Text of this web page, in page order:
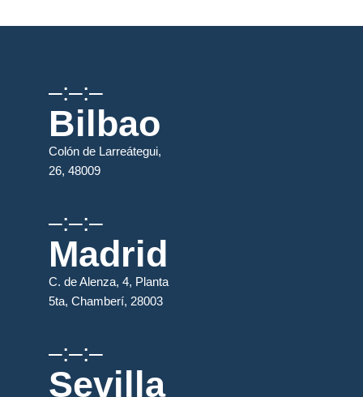
–:–:–
Bilbao
Colón de Larreátegui,
26, 48009
–:–:–
Madrid
C. de Alenza, 4, Planta
5ta, Chamberí, 28003
–:–:–
Sevilla